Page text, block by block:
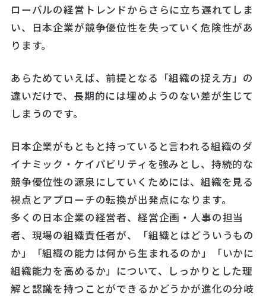
ローバルの経営トレンドからさらに立ち遅れてしま
い、日本企業が競争優位性を失っていく危険性があ
ります。
あらためていえば、前提となる「組織の捉え方」の
違いだけで、長期的には埋めようのない差が生じて
しまうのです。
日本企業がもともと持っていると言われる組織のダ
イナミック・ケイパビリティを強みとし、持続的な
競争優位性の源泉にしていくためには、組織を見る
視点とアプローチの転換が出発点になります。
多くの日本企業の経営者、経営企画・人事の担当
者、現場の組織責任者が、「組織とはどういうもの
か」「組織の能力は何から生まれるのか」「いかに
組織能力を高めるか」について、しっかりとした理
解と認識を持つことができるかどうかが進化の分岐